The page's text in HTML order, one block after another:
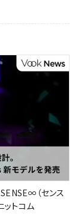
（センス
ットコム